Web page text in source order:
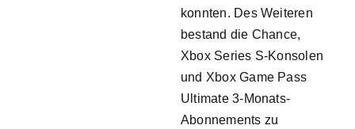
konnten. Des Weiteren
bestand die Chance,
Xbox Series S-Konsolen
und Xbox Game Pass
Ultimate 3-Monats-
Abonnements zu